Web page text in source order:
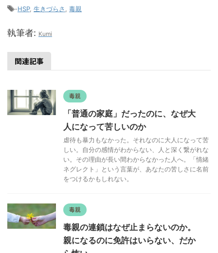
-HSP, 生きづらさ 毒親
執筆者: Kumi
関連記事
毒親
「普通の家庭」だったのに、なぜ大
人になって苦しいのか
虐待も暴力もなかった。それなのに大人になって苦
しい。自分の感情がわからない、人と深く繋がれな
い。その理由が長い間わからなかった人へ。「情緒
ネグレクト」という言葉が、あなたの苦しさに名前
をつけるかもしれない。
毒親
毒親の連鎖はなぜ止まらないのか。
親になるのに免許はいらない、だか